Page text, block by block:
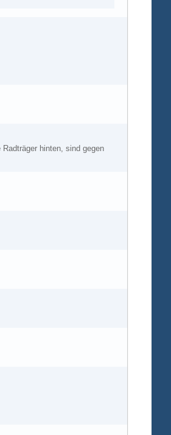
hinten, sind gegen